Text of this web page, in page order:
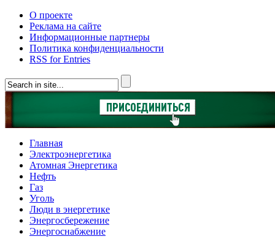
О проекте
Реклама на сайте
Информационные партнеры
Политика конфиденциальности
RSS for Entries
Главная
Электроэнергетика
Атомная Энергетика
Нефть
Газ
Уголь
Люди в энергетике
Энергосбережение
Энергоснабжение